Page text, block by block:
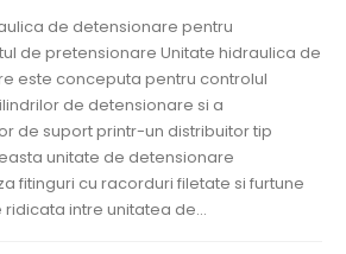
de detensionare pentru
de pretensionare Unitate hidraulica de
este conceputa pentru controlul
de detensionare si a
de suport printr-un distribuitor tip
unitate de detensionare
fitinguri cu racorduri filetate si furtune
intre unitatea de...